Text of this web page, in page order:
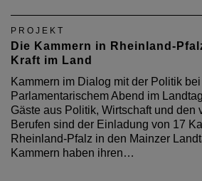
PROJEKT
Die Kammern in Rheinland-
Kraft im Land
Kammern im Dialog mit der Politik bei
Parlamentarischem Abend im
Gäste aus Politik, Wirtschaft und den
Berufen sind der Einladung von 17
Rheinland-Pfalz in den Mainzer
Kammern haben ihren…